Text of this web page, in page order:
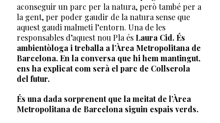
aconseguir un parc per la natura, però també per a
la gent, per poder gaudir de la natura sense que
aquest gaudi malmeti l’entorn. Una de les
responsables d’aquest nou Pla és Laura Cid. És
ambientòloga i treballa a l’Àrea Metropolitana de
Barcelona. En la conversa que hi hem mantingut,
ens ha explicat com serà el parc de Collserola
del futur.
És una dada sorprenent que la meitat de l’Àrea
Metropolitana de Barcelona siguin espais verds.